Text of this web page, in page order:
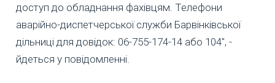
доступ до обладнання фахівцям. Телефони
аварійно-диспетчерської служби Барвінківської
дільниці для довідок: 06-755-174-14 або 104", -
йдеться у повідомленні.